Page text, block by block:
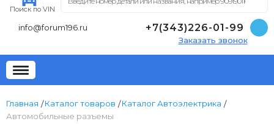
Поиск по VIN
info@forum196.ru +7(343)226-01-99
Заказать звонок
Главная Каталог товаров
Каталог Автоэлектрика
Автомобильные разъемы